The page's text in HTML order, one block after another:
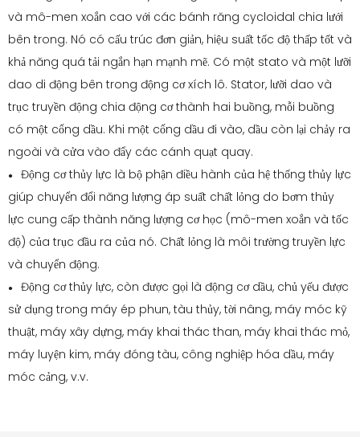
và mô-men xoắn cao với các bánh răng cycloidal chia lưới
bên trong. Nó có cấu trúc đơn giản, hiệu suất tốc độ thấp tốt và
khả năng quá tải ngắn hạn mạnh mẽ. Có một stato và một lưỡi
dao di động bên trong động cơ xích lô. Stator, lưỡi dao và
trục truyền động chia động cơ thành hai buồng, mỗi buồng
có một cổng dầu. Khi một cổng dầu đi vào, dầu còn lại chảy ra
ngoài và cửa vào đẩy các cánh quạt quay.
●
Động cơ thủy lực là bộ phận điều hành của hệ thống thủy lực
giúp chuyển đổi năng lượng áp suất chất lỏng do bơm thủy
lực cung cấp thành năng lượng cơ học (mô-men xoắn và tốc
độ) của trục đầu ra của nó. Chất lỏng là môi trường truyền lực
và chuyển động.
●
Động cơ thủy lực, còn được gọi là động cơ dầu, chủ yếu được
sử dụng trong máy ép phun, tàu thủy, tời nâng, máy móc kỹ
thuật, máy xây dựng, máy khai thác than, máy khai thác mỏ,
máy luyện kim, máy đóng tàu, công nghiệp hóa dầu, máy
móc cảng, v.v.